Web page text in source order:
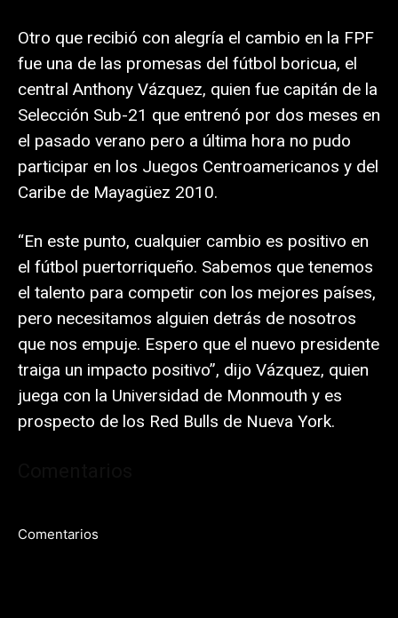
Otro que recibió con alegría el cambio en la FPF
fue una de las promesas del fútbol boricua, el
central Anthony Vázquez, quien fue capitán de la
Selección Sub-21 que entrenó por dos meses en
el pasado verano pero a última hora no pudo
participar en los Juegos Centroamericanos y del
Caribe de Mayagüez 2010.
“En este punto, cualquier cambio es positivo en
el fútbol puertorriqueño. Sabemos que tenemos
el talento para competir con los mejores países,
pero necesitamos alguien detrás de nosotros
que nos empuje. Espero que el nuevo presidente
traiga un impacto positivo”, dijo Vázquez, quien
juega con la Universidad de Monmouth y es
prospecto de los Red Bulls de Nueva York.
Comentarios